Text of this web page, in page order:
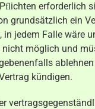
erforderlich
grundsätzlich ein
in jedem Falle wäre
nicht möglich und
kündigen.